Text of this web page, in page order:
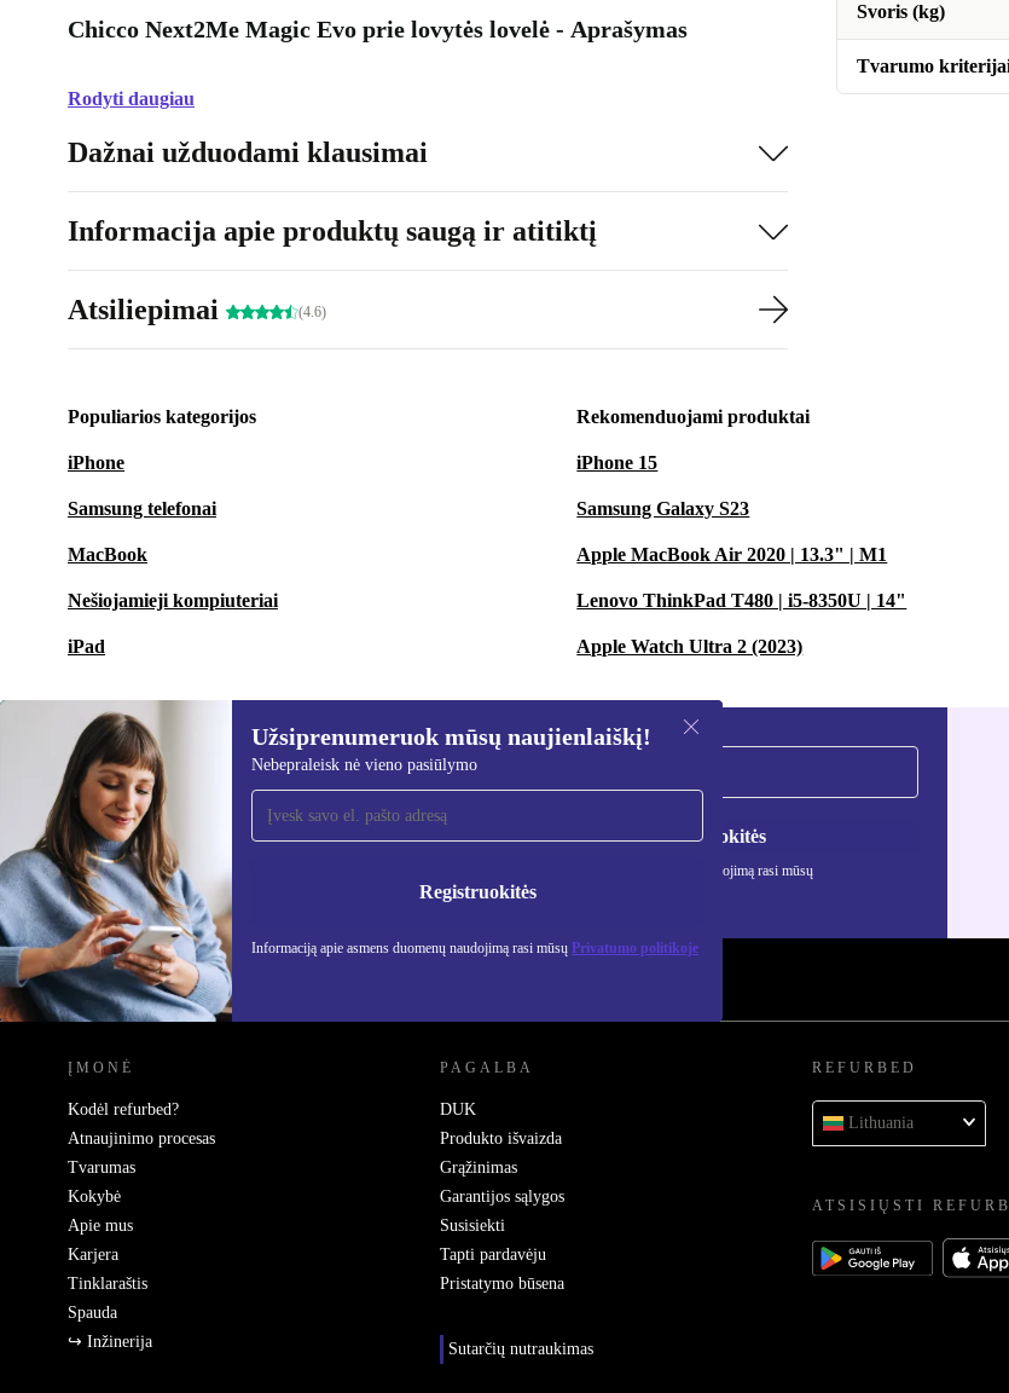
Svoris (kg)
Tvarumo
Chicco Next2Me Magic Evo prie lovytės lovelė - Aprašymas
Rodyti daugiau
Dažnai užduodami klausimai
Informacija apie produktų saugą ir atitiktį
Atsiliepimai (4.6)
Populiarios kategorijos
iPhone
Samsung telefonai
MacBook
Nešiojamieji kompiuteriai
iPad
Rekomenduojami produktai
iPhone 15
Samsung Galaxy S23
Apple MacBook Air 2020 | 13.3" | M1
Lenovo ThinkPad T480 | i5-8350U | 14"
Apple Watch Ultra 2 (2023)
Užsiprenumeruok mūsų naujienlaiškį!
Nebepraleisk nė vieno pasiūlymo
Registruokitės
Informaciją apie asmens duomenų naudojimą rasi mūsų Privatumo politikoje
Užsiprenumeruok mūsų
naujienlaiškį!
Nebepraleisk nė vieno pasiūlymo.
Registruokitės
Informaciją apie asmens duomenų naudojimą rasi mūsų
Privatumo politikoje
REFURBED LIETUVA - RETHINK NEW.
ĮMONĖ
Kodėl refurbed?
Atnaujinimo procesas
Tvarumas
Kokybė
Apie mus
Karjera
Tinklaraštis
Spauda
↪ Inžinerija
PAGALBA
DUK
Produkto išvaizda
Grąžinimas
Garantijos sąlygos
Susisiekti
Tapti pardavėju
Pristatymo būsena
Sutarčių nutraukimas
REFURBED
Lithuania
ATSISIŲSTI